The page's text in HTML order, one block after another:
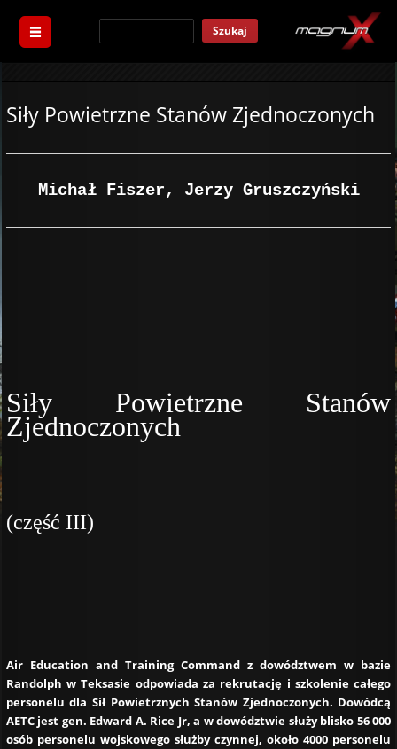
Szukaj
Siły Powietrzne Stanów Zjednoczonych
Michał Fiszer, Jerzy Gruszczyński
Siły Powietrzne Stanów
Zjednoczonych
(część III)
Air Education and Training Command z dowództwem w bazie
Randolph w Teksasie odpowiada za rekrutację i szkolenie całego
personelu dla Sił Powietrznych Stanów Zjednoczonych. Dowódcą
AETC jest gen. Edward A. Rice Jr, a w dowództwie służy blisko 56 000
osób personelu wojskowego służby czynnej, około 4000 personelu